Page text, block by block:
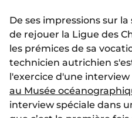
De ses impressions sur
de rejouer la Ligue des
les prémices de sa
technicien autrichien
l'exercice d'une
au Musée
interview spéciale dans